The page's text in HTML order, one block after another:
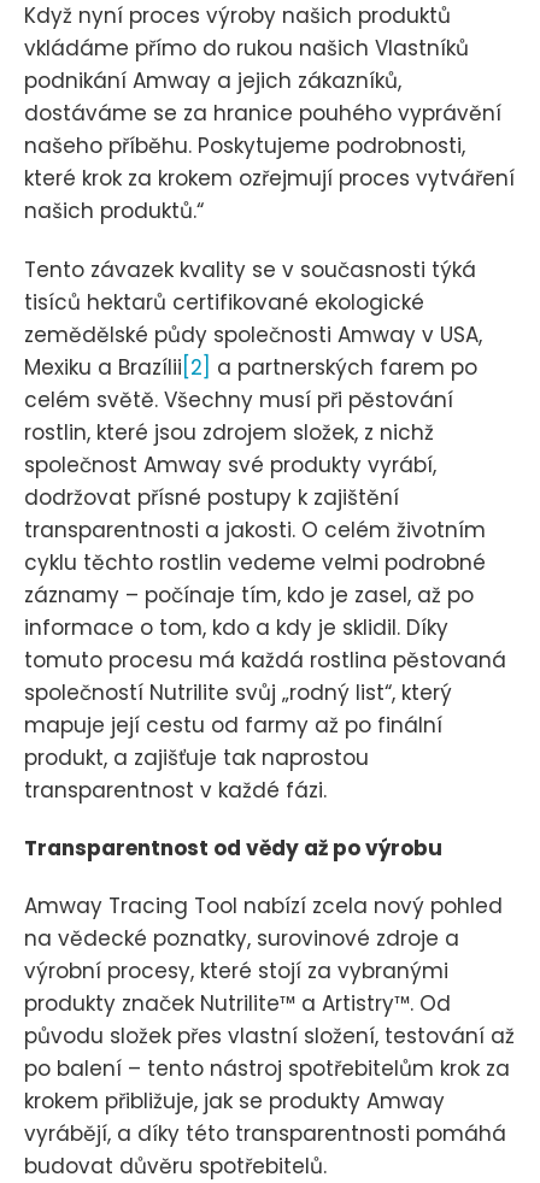
Když nyní proces výroby našich produktů
vkládáme přímo do rukou našich Vlastníků
podnikání Amway a jejich zákazníků,
dostáváme se za hranice pouhého vyprávění
našeho příběhu. Poskytujeme podrobnosti,
které krok za krokem ozřejmují proces vytváření
našich produktů.“
Tento závazek kvality se v současnosti týká
tisíců hektarů certifikované ekologické
zemědělské půdy společnosti Amway v USA,
Mexiku a Brazílii [2] a partnerských farem po
celém světě. Všechny musí při pěstování
rostlin, které jsou zdrojem složek, z nichž
společnost Amway své produkty vyrábí,
dodržovat přísné postupy k zajištění
transparentnosti a jakosti. O celém životním
cyklu těchto rostlin vedeme velmi podrobné
záznamy – počínaje tím, kdo je zasel, až po
informace o tom, kdo a kdy je sklidil. Díky
tomuto procesu má každá rostlina pěstovaná
společností Nutrilite svůj „rodný list“, který
mapuje její cestu od farmy až po finální
produkt, a zajišťuje tak naprostou
transparentnost v každé fázi.
Transparentnost od vědy až po výrobu
Amway Tracing Tool nabízí zcela nový pohled
na vědecké poznatky, surovinové zdroje a
výrobní procesy, které stojí za vybranými
produkty značek Nutrilite™ a Artistry™. Od
původu složek přes vlastní složení, testování až
po balení – tento nástroj spotřebitelům krok za
krokem přibližuje, jak se produkty Amway
vyrábějí, a díky této transparentnosti pomáhá
budovat důvěru spotřebitelů.